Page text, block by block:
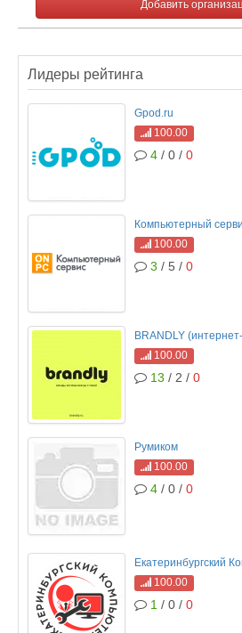
Добавить
Лидеры рейтинга
Gpod.ru
100.00
4 / 0 / 0
Компьютерный
100.00
3 / 5 / 0
BRANDLY
100.00
13 / 2 / 0
Румиком
100.00
4 / 0 / 0
Екатеринбургский
100.00
1 / 0 / 0